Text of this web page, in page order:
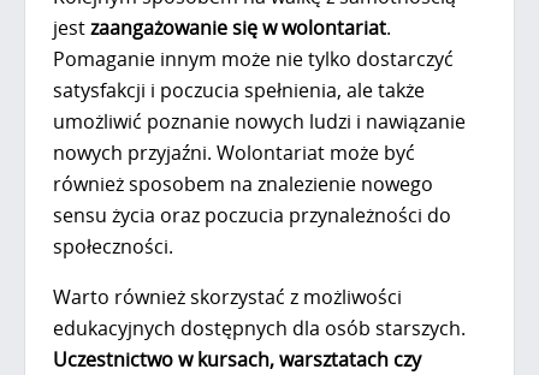
jestzaangażowanie się w wolontariat.
Pomaganie innym może nie tylko dostarczyć
satysfakcji i poczucia spełnienia, ale także
umożliwić poznanie nowych ludzi i nawiązanie
nowych przyjaźni. Wolontariat może być
również sposobem na znalezienie nowego
sensu życia oraz poczucia przynależności do
społeczności.
Warto również skorzystać z możliwości
edukacyjnych dostępnych dla osób starszych.
Uczestnictwo w kursach, warsztatach czy